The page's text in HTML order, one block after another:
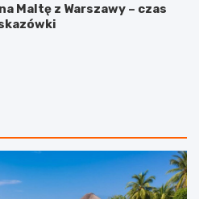
Maltę z Warszawy – czas